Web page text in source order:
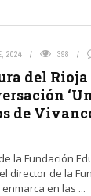
2024 398
del Rioja
de
la Fundación
director de la
en las ...